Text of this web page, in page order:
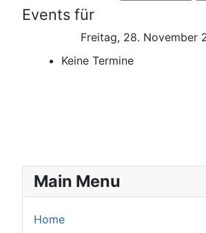
Events für
Freitag, 28. November
Keine Termine
Main Menu
Home